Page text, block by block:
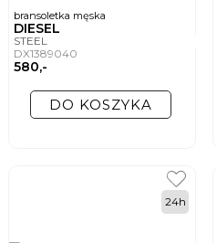
bransoletka męska
DIESEL
STEEL
DX1389040
580,-
DO KOSZYKA
24h